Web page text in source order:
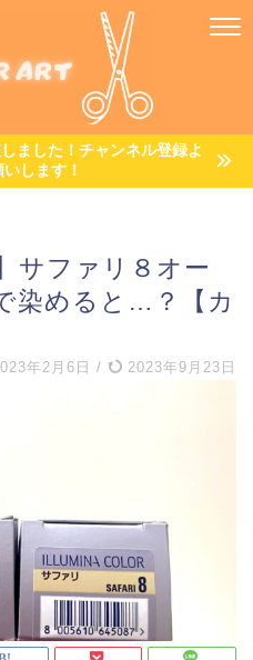
ました！チャンネル登録よ
します！
サファリ８オー
染めると…？【カ
年2月6日 / 2023年9月23日